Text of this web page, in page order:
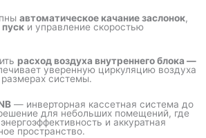
автоматическое качание заслонок,
и управление скоростью
расход воздуха внутреннего блока —
уверенную циркуляцию воздуха
системы.
— инверторная кассетная система до
для небольших помещений, где
и аккуратная
пространство.